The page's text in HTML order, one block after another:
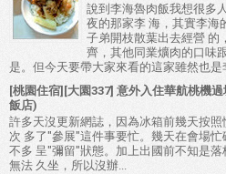
說到李海魯肉飯我想很多
夜的那家李 海，其實李海
子弟開枝散葉出去經營 的
齊，其他同業爌肉的口味
是。但今天要帶大家來看的這家雖然也是
[桃園住宿][大園337] 意外入住華航桃機
飯店)
許多天沒更新網誌，因為冰箱前幾天按
次 多了"參展"這件事要忙。幾天在會場
不多 呈"彌留"狀態。加上出國前不知是
無法 久坐，所以沒辦...